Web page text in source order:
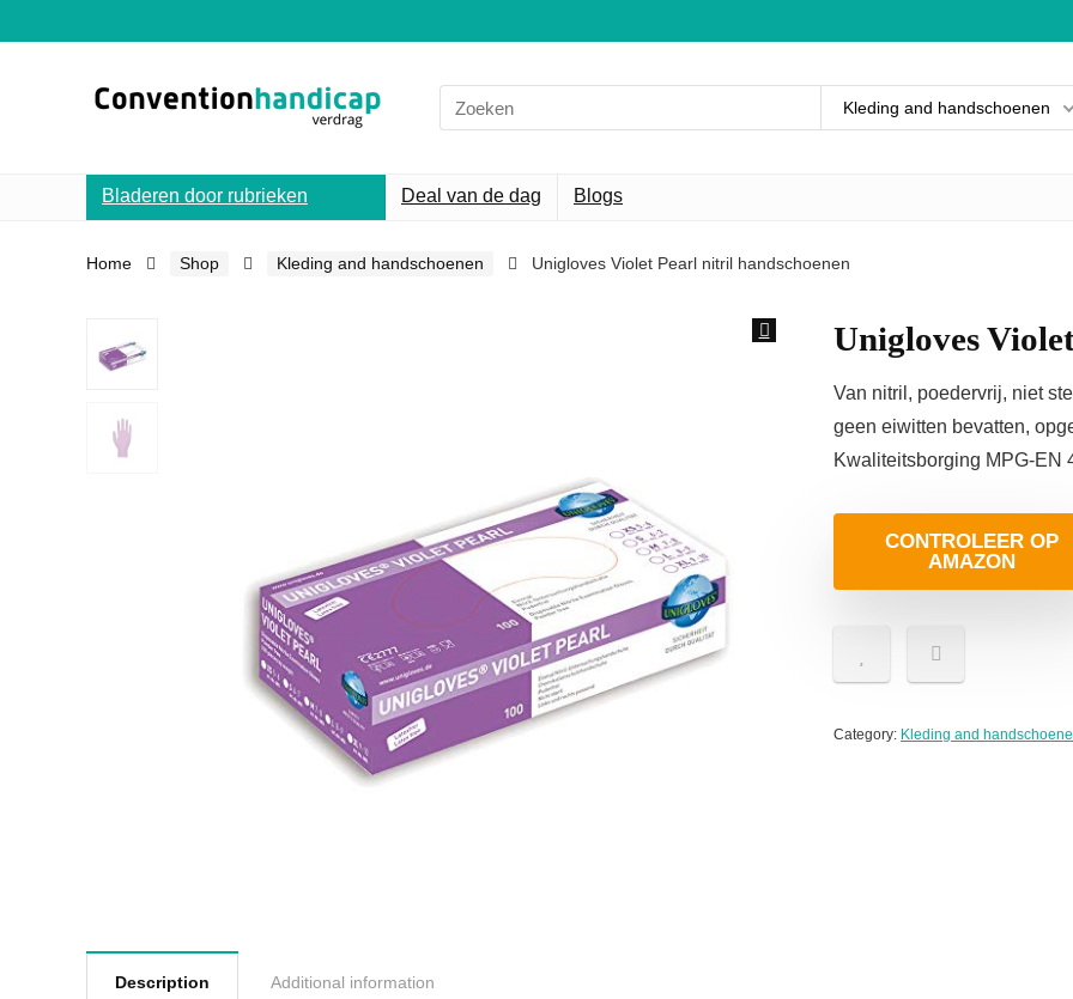
Search
for:
Kleding and handschoenen
Bladeren door rubrieken Deal van de dag Blogs
Home Shop Kleding and handschoenen Unigloves Violet Pearl nitril handschoenen
Unigloves
Van nitril, poedervrij, niet
geen eiwitten bevatten,
Kwaliteitsborging MPG-EN
CONTROLEER OP
AMAZON
Category: Kleding and
Description Additional information